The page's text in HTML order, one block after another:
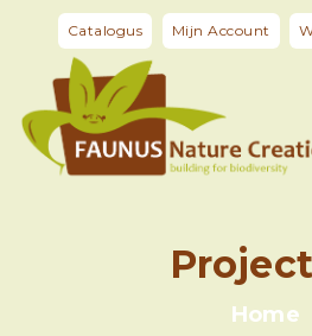
Catalogus Mijn Account
Home